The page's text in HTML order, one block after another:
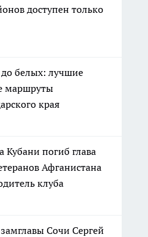
доступен только
белых: лучшие
маршруты
края
Кубани погиб глава
Афганистана
клуба
Сочи Сергей